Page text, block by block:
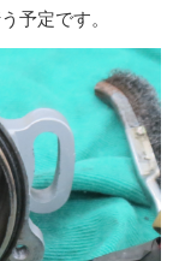
予定です。